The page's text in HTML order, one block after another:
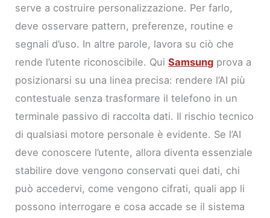
serve a costruire personalizzazione. Per farlo,
deve osservare pattern, preferenze, routine e
segnali d’uso. In altre parole, lavora su ciò che
rende l’utente riconoscibile. QuiSamsung prova a
posizionarsi su una linea precisa: rendere l’AI più
contestuale senza trasformare il telefono in un
terminale passivo di raccolta dati. Il rischio tecnico
di qualsiasi motore personale è evidente. Se l’AI
deve conoscere l’utente, allora diventa essenziale
stabilire dove vengono conservati quei dati, chi
può accedervi, come vengono cifrati, quali app li
possono interrogare e cosa accade se il sistema